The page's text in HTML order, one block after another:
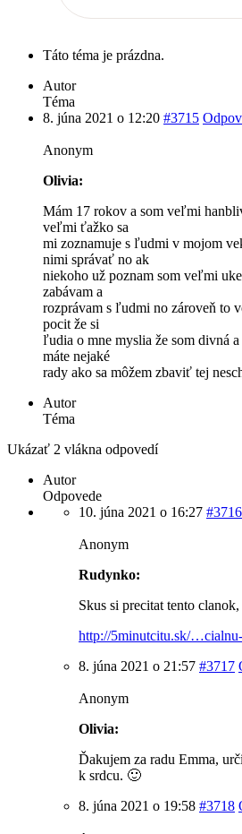
Táto téma je prázdna.
Autor
Téma
8. júna 2021 o 12:20 #3715
Anonym
Olivia:
Mám 17 rokov a som veľmi
veľmi ťažko sa
mi zoznamuje s ľudmi v mojom
nimi správať no ak
niekoho už poznam som veľmi
zabávam a
rozprávam s ľudmi no zároveň to
pocit že si
ľudia o mne myslia že som divná
máte nejaké
rady ako sa môžem zbaviť tej
Autor
Téma
Ukázať 2 vlákna odpovedí
Autor
Odpovede
10. júna 2021 o 16:27 #3716
Anonym
Rudynko:
Skus si precitat tento
http://5minutcitu.sk/
8. júna 2021 o 21:57 #3717
Anonym
Olivia:
Ďakujem za radu Emma,
k srdcu. 🙂
8. júna 2021 o 19:58 #3718